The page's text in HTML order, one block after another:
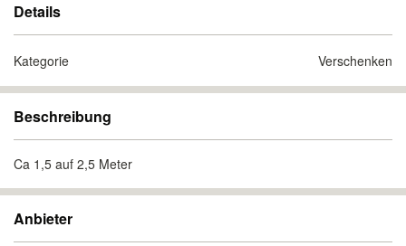
Details
Kategorie Verschenken
Beschreibung
Ca 1,5 auf 2,5 Meter
Anbieter